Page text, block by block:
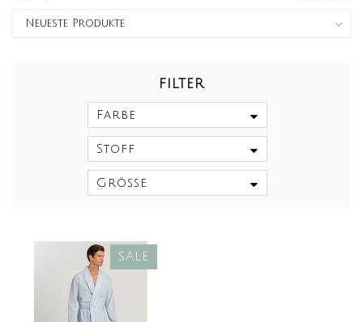
FILTER
Farbe
Stoff
Größe
SALE